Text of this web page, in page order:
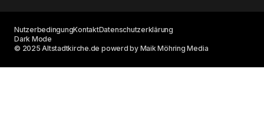
© 2025 Altstadtkirche.de powerd by Maik Möhring Media
NutzerbedingungKontaktDatenschutzerklärung
Dark Mode